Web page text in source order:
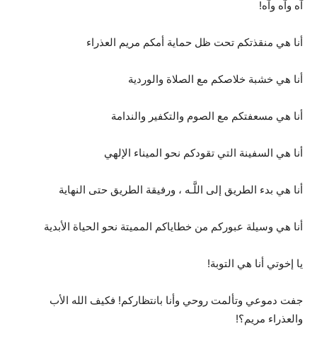
آه وآه وآه!
أنا هي منقذتكم تحت ظل حماية أمكم مريم العذراء
أنا هي خشبة خلاصكم مع الصلاة والوردية
أنا هي مسعفتكم مع الصوم والتكفير والندامة
أنا هي السفينة التي تقودكم نحو الميناء الإلهي
أنا هي بدء الطريق إلى اللَّـه ، ورفيقة الطريق حتى النهاية
أنا هي وسيلة عبوركم من خطاياكم المميتة نحو الحياة الأبدية
يا إخوتي أنا هي التوبة!
جفت دموعي وتألمت روحي وأنا بانتظاركم! فكيف الله الأب
والعذراء مريم؟!